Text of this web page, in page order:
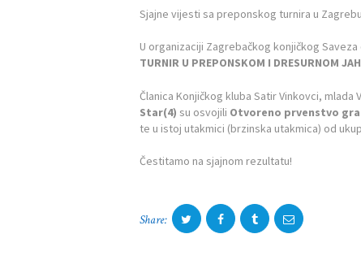
O ZAJEDNICI
DOKUMENTI
Sjajne vijesti sa preponskog turnira u
U organizaciji Zagrebačkog konjičkog
TURNIR U PREPONSKOM I DRESURNOM
Članica Konjičkog kluba Satir Vinkovci, mlada
Star(4) su osvojili Otvoreno prvenstvo
te u istoj utakmici (brzinska utakmica) od
Čestitamo na sjajnom rezultatu!
Share: